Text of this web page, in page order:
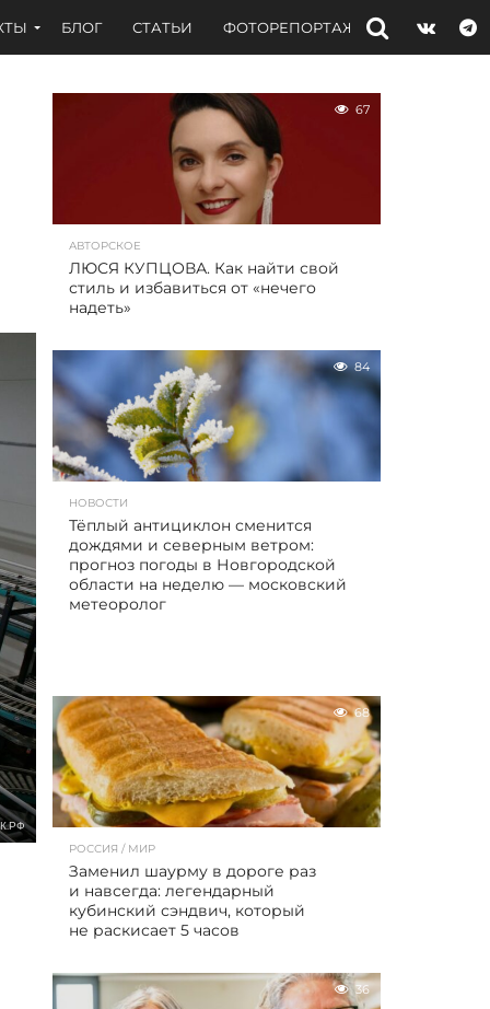
БЛОГ СТАТЬИ ФОТОРЕПОРТАЖИ ИНТЕРВЬЮ
67
АВТОРСКОЕ
ЛЮСЯ КУПЦОВА. Как найти свой
стиль и избавиться от «нечего
надеть»
84
НОВОСТИ
Тёплый антициклон сменится
дождями и северным ветром:
прогноз погоды в Новгородской
области на неделю — московский
метеоролог
68
РОССИЯ / МИР
Заменил шаурму в дороге раз
и навсегда: легендарный
кубинский сэндвич, который
не раскисает 5 часов
36